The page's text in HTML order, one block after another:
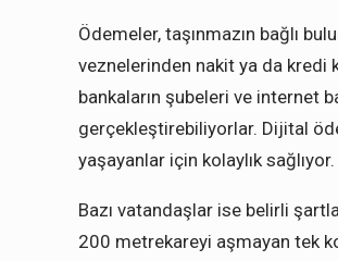
Ödemeler, taşınmazın bağlı
veznelerinden nakit ya da kredi
bankaların şubeleri ve internet
gerçekleştirebiliyorlar. Dijital
yaşayanlar için kolaylık sağlıyor.
Bazı vatandaşlar ise belirli
200 metrekareyi aşmayan tek